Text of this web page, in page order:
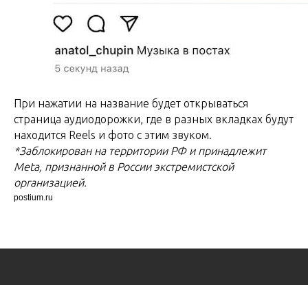
При нажатии на название будет открываться
страница аудиодорожки, где в разных вкладках будут
находится Reels и фото с этим звуком.
*Заблокирован на территории РФ и принадлежит
Meta, признанной в России экстремистской
организацией.
postium.ru